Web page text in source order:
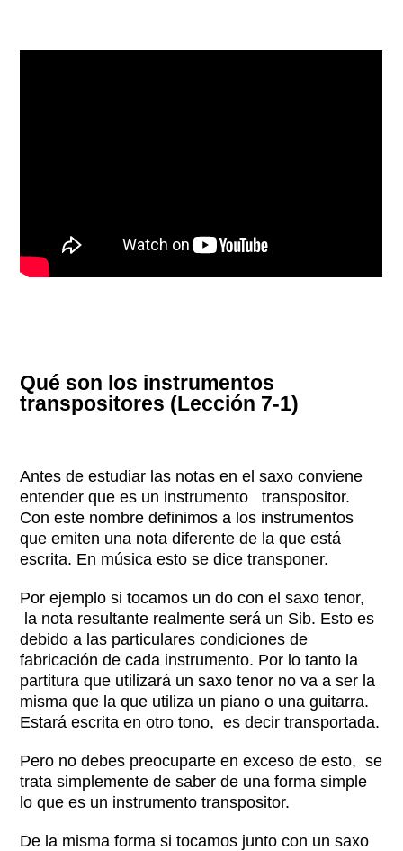
Qué son los instrumentos
transpositores (Lección 7-1)
Antes de estudiar las notas en el saxo conviene
entender que es un instrumento transpositor.
Con este nombre definimos a los instrumentos
que emiten una nota diferente de la que está
escrita. En música esto se dice transponer.
Por ejemplo si tocamos un do con el saxo tenor,
la nota resultante realmente será un Sib. Esto es
debido a las particulares condiciones de
fabricación de cada instrumento. Por lo tanto la
partitura que utilizará un saxo tenor no va a ser la
misma que la que utiliza un piano o una guitarra.
Estará escrita en otro tono, es decir transportada.
Pero no debes preocuparte en exceso de esto, se
trata simplemente de saber de una forma simple
lo que es un instrumento transpositor.
De la misma forma si tocamos junto con un saxo